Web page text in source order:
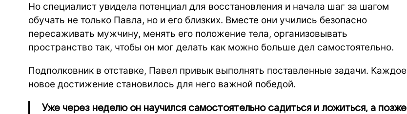
Но специалист увидела потенциал для восстановления и начала шаг за шагом
обучать не только Павла, но и его близких. Вместе они учились безопасно
пересаживать мужчину, менять его положение тела, организовывать
пространство так, чтобы он мог делать как можно больше дел самостоятельно.
Подполковник в отставке, Павел привык выполнять поставленные задачи. Каждое
новое достижение становилось для него важной победой.
Уже через неделю он научился самостоятельно садиться и ложиться, а позже